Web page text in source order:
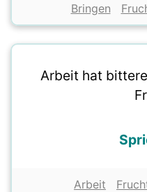
Bringen
Arbeit hat
Arbeit